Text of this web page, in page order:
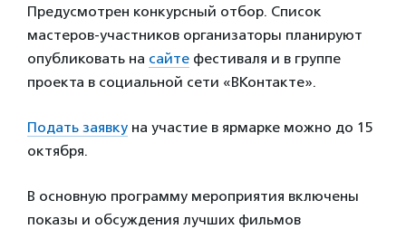
Предусмотрен конкурсный отбор. Список
мастеров-участников организаторы планируют
опубликовать на сайте фестиваля и в группе
проекта в социальной сети «ВКонтакте».
Подать заявку на участие в ярмарке можно до 15
октября.
В основную программу мероприятия включены
показы и обсуждения лучших фильмов